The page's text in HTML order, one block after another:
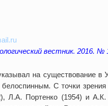
вестник. 2016. №
на существование в
С точки зрения
Л.А. Портенко (1954) и А.К.